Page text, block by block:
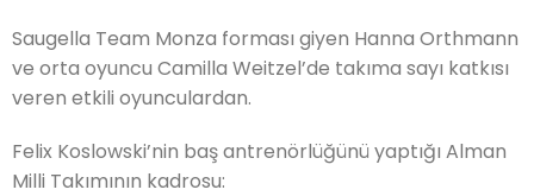
Saugella Team Monza forması giyen Hanna Orthmann
ve orta oyuncu Camilla Weitzel’de takıma sayı katkısı
veren etkili oyunculardan.
Felix Koslowski’nin baş antrenörlüğünü yaptığı Alman
Milli Takımının kadrosu: